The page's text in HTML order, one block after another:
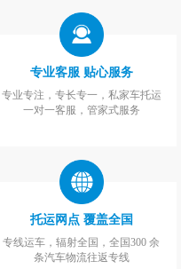
专业客服 贴心服务
专业专注，专长专一，私家车托运
一对一客服，管家式服务
托运网点 覆盖全国
专线运车，辐射全国，全国300 余
条汽车物流往返专线